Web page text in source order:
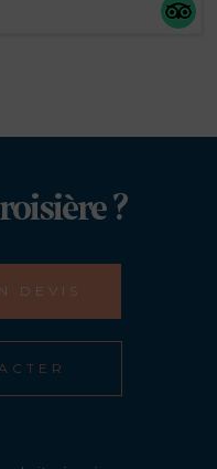
?
DEVIS